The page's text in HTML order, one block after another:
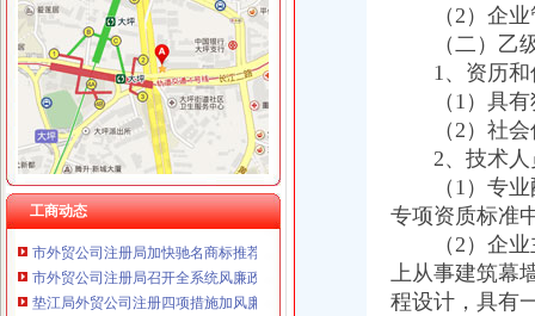
工商动态
工商动态
奉节局外贸公司注册采取三项措施加保密工作
组织人事处顺利完成1765名考生的外贸公司注册资金公务员报名工作
江津局外贸公司注册查封20吨不合格化肥
永川局“六提高”外贸公司注册资金推进和谐监管努力提高工商依法行政能力
江北局外贸公司注册流程积配合3.15成功开展现场直通车活动
市局机关妇委会要求全体女职工认真学习讨论“八荣八耻”重庆代办外贸公司荣辱
奉节局外贸公司注册流程完善六项机制加红盾护农行动
市外贸公司注册局加快驰名商标推荐力度做好自主品牌培育工作
市外贸公司注册局召开全系统风廉政建设暨纪检监察工作会议
垫江局外贸公司注册四项措施加风廉政建设
北碚区工商分局召开农资市外贸公司注册要求场监管工作会议
（2）企业管
（二）乙
1、资历和
（1）具有
（2）社会信
2、技术人
（1）专业配
专项资质标准
（2）企业主
上从事建筑幕
程设计，具有